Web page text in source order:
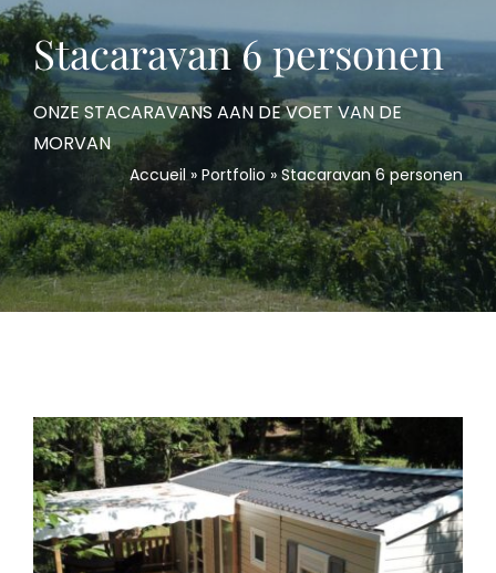
Activiteiten
Ontdek Bourgondië
Contact
Stacaravan 6 personen
ONZE STACARAVANS AAN DE VOET VAN DE
MORVAN
Accueil»Portfolio »Stacaravan 6 personen